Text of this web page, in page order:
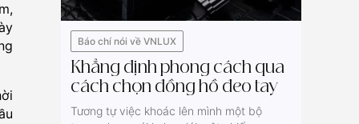
Báo chí nói về VNLUX
Khẳng định phong cách qua
cách chọn đồng hồ đeo tay
Tương tự việc khoác lên mình một bộ